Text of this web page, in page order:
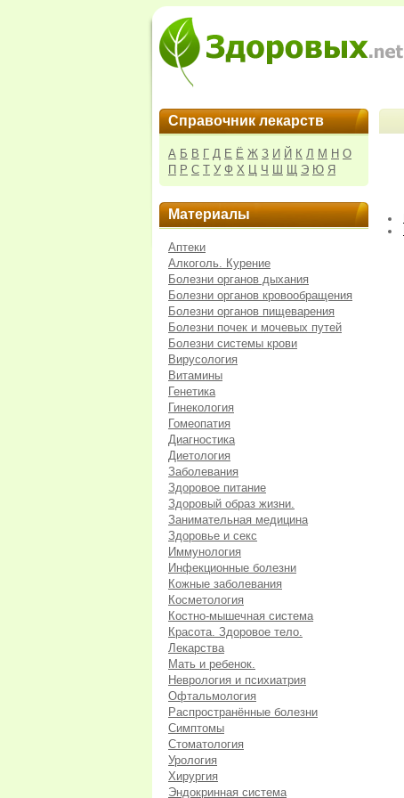
Справочник лекарств
А Б В Г Д Е Ё Ж З И Й К Л М Н О
П Р С Т У Ф Х Ц Ч Ш Щ Э Ю Я
Материалы
Аптеки
Алкоголь. Курение
Болезни органов дыхания
Болезни органов кровообращения
Болезни органов пищеварения
Болезни почек и мочевых путей
Болезни системы крови
Вирусология
Витамины
Генетика
Гинекология
Гомеопатия
Диагностика
Диетология
Заболевания
Здоровое питание
Здоровый образ жизни.
Занимательная медицина
Здоровье и секс
Иммунология
Инфекционные болезни
Кожные заболевания
Косметология
Костно-мышечная система
Красота. Здоровое тело.
Лекарства
Мать и ребенок.
Неврология и психиатрия
Офтальмология
Распространённые болезни
Симптомы
Стоматология
Урология
Хирургия
Эндокринная система